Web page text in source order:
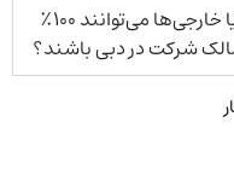
آیا خارجی‌ها می‌توانند ۱۰۰٪
دبی باشند؟